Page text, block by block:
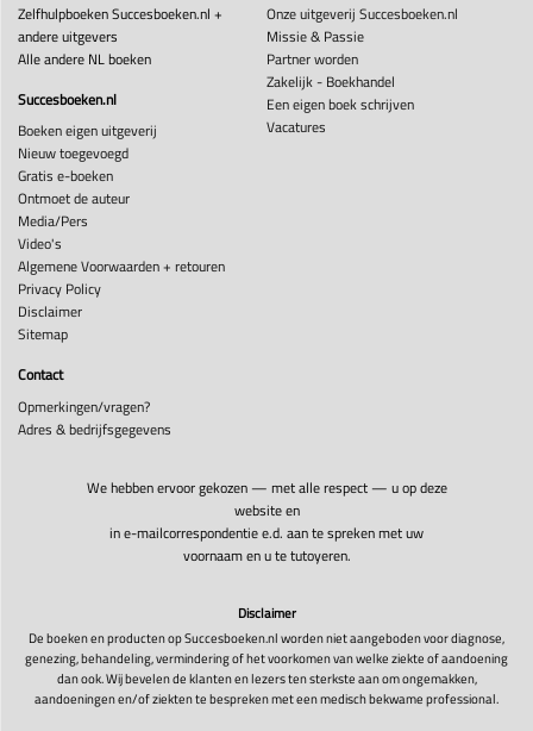
Zelfhulpboeken Succesboeken.nl +
andere uitgevers
Alle andere NL boeken
Succesboeken.nl
Boeken eigen uitgeverij
Nieuw toegevoegd
Gratis e-boeken
Ontmoet de auteur
Media/Pers
Video's
Algemene Voorwaarden + retouren
Privacy Policy
Disclaimer
Sitemap
Onze uitgeverij Succesboeken.nl
Missie & Passie
Partner worden
Zakelijk - Boekhandel
Een eigen boek schrijven
Vacatures
Contact
Opmerkingen/vragen?
Adres & bedrijfsgegevens
We hebben ervoor gekozen — met alle respect — u op deze
website en
in e-mailcorrespondentie e.d. aan te spreken met uw
voornaam en u te tutoyeren.
Disclaimer
De boeken en producten op Succesboeken.nl worden niet aangeboden voor diagnose,
genezing, behandeling, vermindering of het voorkomen van welke ziekte of aandoening
dan ook. Wij bevelen de klanten en lezers ten sterkste aan om ongemakken,
aandoeningen en/of ziekten te bespreken met een medisch bekwame professional.